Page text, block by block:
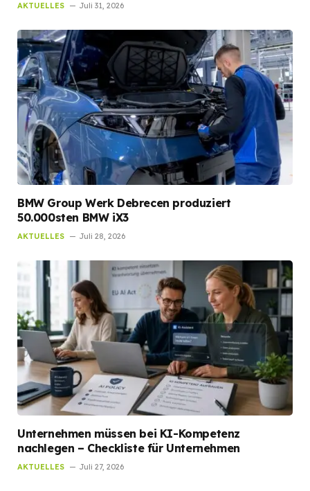
AKTUELLES Juli 31, 2026
BMW Group Werk Debrecen produziert
50.000sten BMW iX3
AKTUELLES Juli 28, 2026
Unternehmen müssen bei KI-Kompetenz
nachlegen – Checkliste für Unternehmen
AKTUELLES Juli 27, 2026